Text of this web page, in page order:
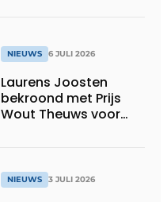
NIEUWS 6 JULI 2026
Laurens Joosten
bekroond met Prijs
Wout Theuws voor
NIEUWS 3 JULI 2026